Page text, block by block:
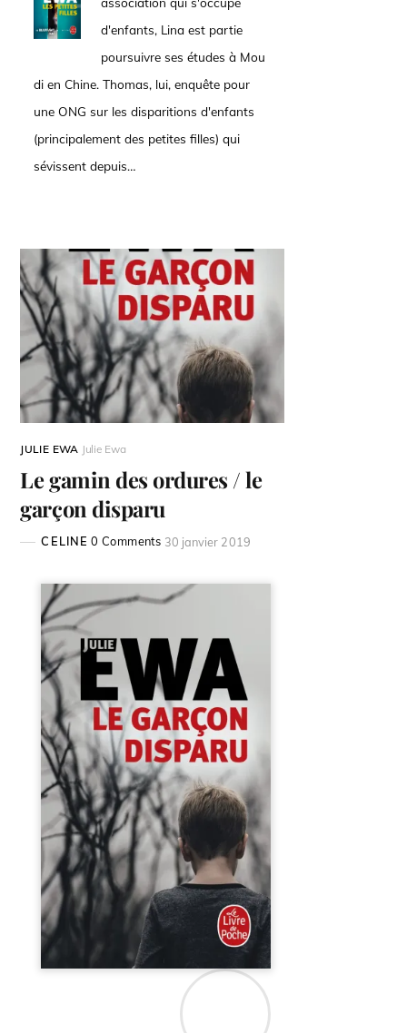
d'enfants, Lina est partie
poursuivre ses études à Mou
di en Chine. Thomas, lui, enquête pour
une ONG sur les disparitions d'enfants
(principalement des petites filles) qui
sévissent depuis…
JULIE EWA Julie Ewa
Le gamin des ordures / le
garçon disparu
CELINE 0 Comments 30 janvier 2019